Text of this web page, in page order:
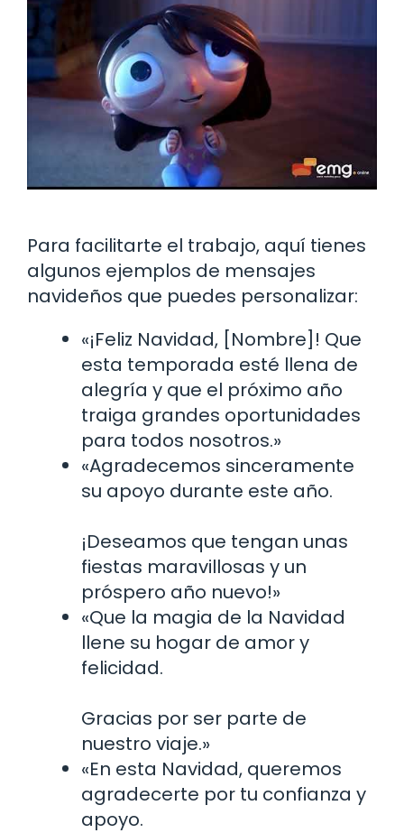
Para facilitarte el trabajo, aquí tienes
algunos ejemplos de mensajes
navideños que puedes personalizar:
«¡Feliz Navidad, [Nombre]! Que
esta temporada esté llena de
alegría y que el próximo año
traiga grandes oportunidades
para todos nosotros.»
«Agradecemos sinceramente
su apoyo durante este año.
¡Deseamos que tengan unas
fiestas maravillosas y un
próspero año nuevo!»
«Que la magia de la Navidad
llene su hogar de amor y
felicidad.
Gracias por ser parte de
nuestro viaje.»
«En esta Navidad, queremos
agradecerte por tu confianza y
apoyo.